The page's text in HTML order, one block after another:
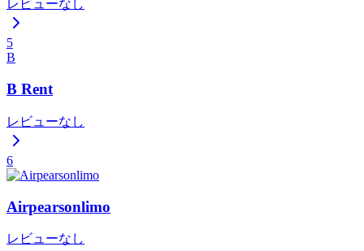
レビューなし
5
B
B Rent
レビューなし
6
Airpearsonlimo
レビューなし